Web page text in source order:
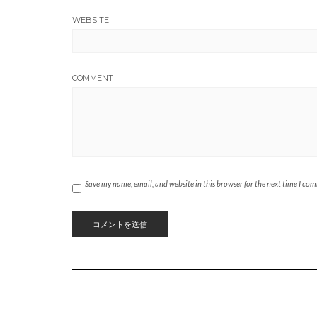
WEBSITE
COMMENT
Save my name, email, and website in this browser for the next time I